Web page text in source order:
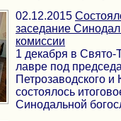
02.12.2015
заседание
комиссии
1 декабря в Свято-
лавре под
Петрозаводского и
состоялось
Синодальной